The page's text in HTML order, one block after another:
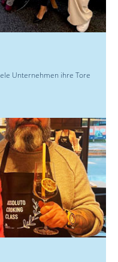
Unternehmen ihre Tore